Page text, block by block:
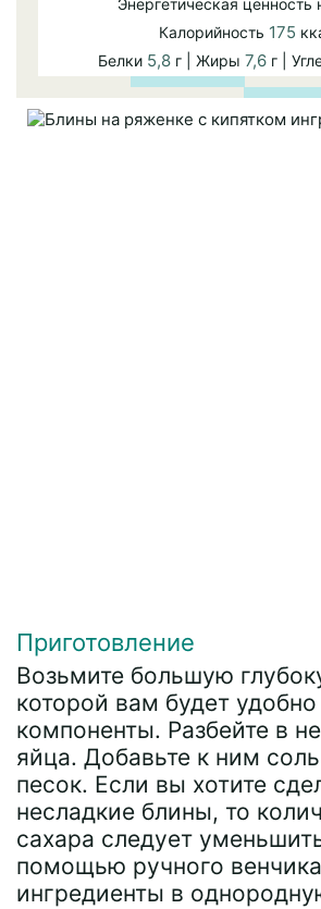
Энергетическая ценность
Калорийность 175
Белки 5,8 г | Жиры 7,6 г |
Приготовление
Возьмите большую
которой вам будет удобно
компоненты. Разбейте в
яйца. Добавьте к ним
песок. Если вы хотите
несладкие блины, то
сахара следует
помощью ручного
ингредиенты в